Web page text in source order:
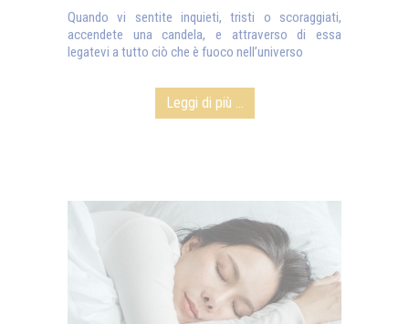
Quando vi sentite inquieti, tristi o scoraggiati,
accendete una candela, e attraverso di essa
legatevi a tutto ciò che è fuoco nell’universo
Leggi di più ...